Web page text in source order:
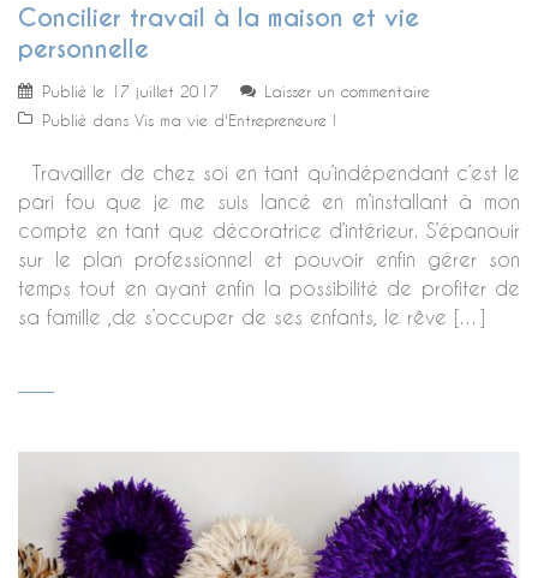
Concilier travail à la maison et vie
personnelle
Publié le 17 juillet 2017
Laisser un commentaire
Publié dans Vis ma vie d'Entrepreneure !
Travailler de chez soi en tant qu’indépendant c’est le
pari fou que je me suis lancé en m’installant à mon
compte en tant que décoratrice d’intérieur. S’épanouir
sur le plan professionnel et pouvoir enfin gérer son
temps tout en ayant enfin la possibilité de profiter de
sa famille ,de s’occuper de ses enfants, le rêve […]